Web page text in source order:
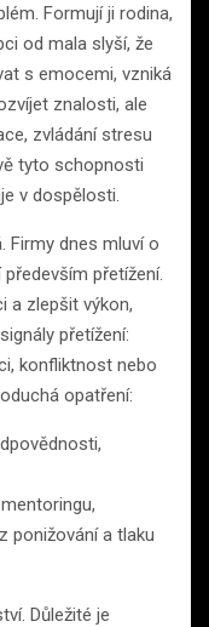
Formují ji rodina,
od mala slyší, že
s emocemi, vzniká
znalosti, ale
zvládání stresu
tyto schopnosti
v dospělosti.
Firmy dnes mluví o
přetížení.
a zlepšit výkon,
přetížení:
konfliktnost nebo
opatření:
ponižování a tlaku
Důležité je